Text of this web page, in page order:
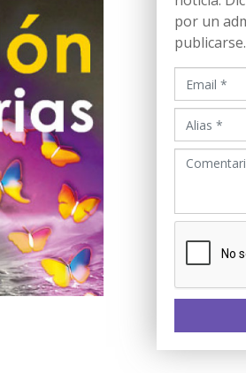
por un
publicarse.